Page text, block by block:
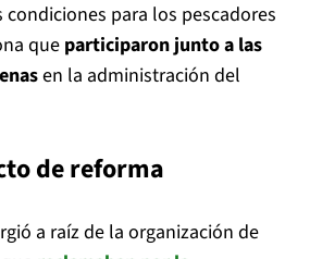
para los pescadores
que participaron junto a las
en la administración del
de reforma
a raíz de la organización de